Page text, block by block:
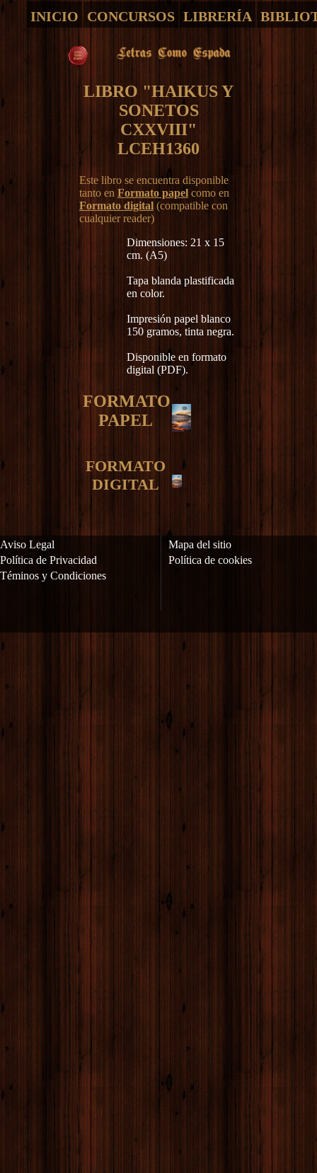
INICIO CONCURSOS LIBRERÍA
LIBRO "HAIKUS Y
SONETOS
CXXVIII"
LCEH1360
Este libro se encuentra disponible
tanto en Formato papel como en
Formato digital (compatible con
cualquier reader)
Dimensiones: 21 x 15
cm. (A5)
Tapa blanda plastificada
en color.
Impresión papel blanco
150 gramos, tinta negra.
Disponible en formato
digital (PDF).
FORMATO
PAPEL
FORMATO
DIGITAL
Aviso Legal
Política de Privacidad
Téminos y Condiciones
Mapa del sitio
Política de cookies